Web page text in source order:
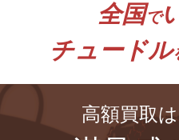
全国で
チュードル
高額買取